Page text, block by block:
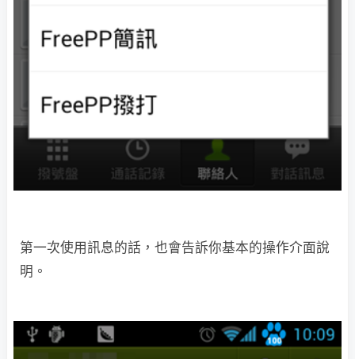
第一次使用訊息的話，也會告訴你基本的操作介面說
明。